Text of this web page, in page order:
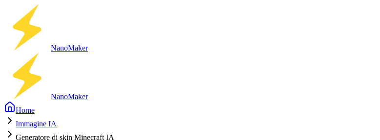
NanoMaker
NanoMaker
Home
Immagine IA
Generatore di skin Minecraft IA